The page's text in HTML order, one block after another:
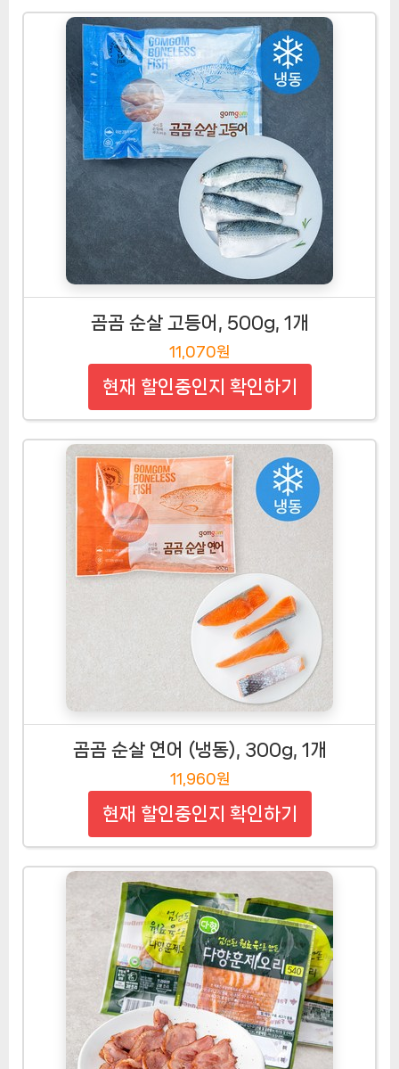
곰곰 순살 고등어, 500g, 1개
11,070원
현재 할인중인지 확인하기
곰곰 순살 연어 (냉동), 300g, 1개
11,960원
현재 할인중인지 확인하기